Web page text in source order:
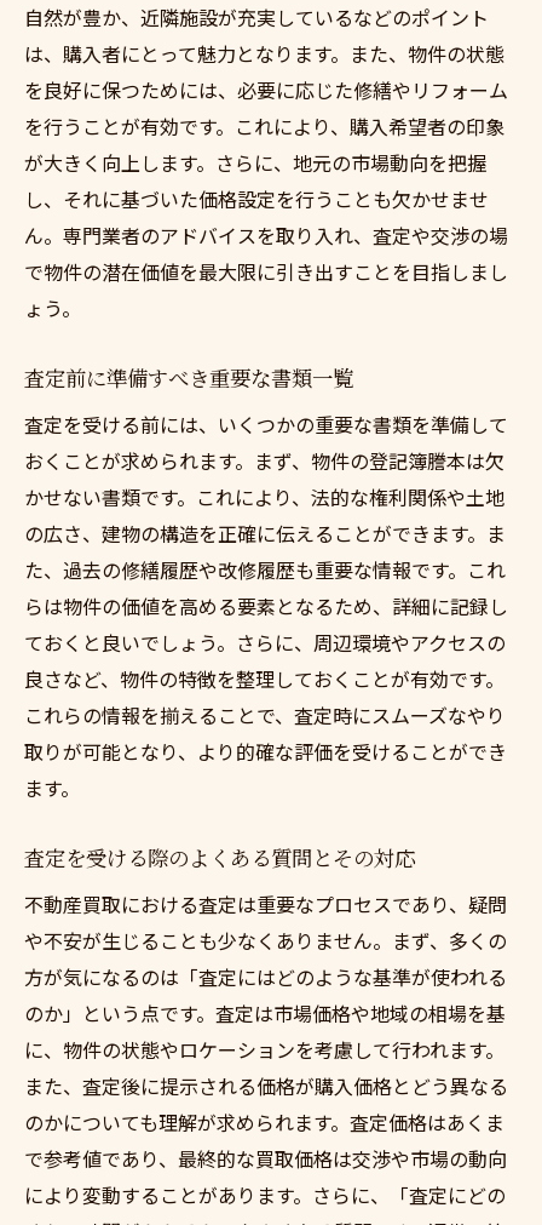
安心の取引を支える法律知識の基礎
地域密着型のサービスを選ぶ重要性
不動産買取におけるリスク管理の手法
成功事例から学ぶ買取のポイント
査定から販売までの流れを徹底解説安心できる
不動産買取
査定開始から買取成立までのフロー
ール管理
買取後の手続きで知っておくべきこと
売却後に必要な納税手続きの詳細
買取後の生活設計を考えたプランニング
神奈川県での不動産買取における信頼と実績の
重要性
信頼を築くための実績作りの方法
過去の取引事例から見える成功の秘訣
顧客からの信頼を得るためのコミュニケー
ション
業界内での信頼を築くためのネットワーキ
ング
不動産買取で注意すべき契約内容の確認ポイン
ト
契約前に必ず確認すべき条項
見落としがちな契約の落とし穴
契約内容の交渉ポイントとその進め方
法的トラブルを避けるための確認事項
契約解除に関する注意点と対策
自然が豊か、近隣施設が充実しているなどのポイント
は、購入者にとって魅力となります。また、物件の状態
を良好に保つためには、必要に応じた修繕やリフォーム
を行うことが有効です。これにより、購入希望者の印象
が大きく向上します。さらに、地元の市場動向を把握
し、それに基づいた価格設定を行うことも欠かせませ
ん。専門業者のアドバイスを取り入れ、査定や交渉の場
で物件の潜在価値を最大限に引き出すことを目指しまし
ょう。
査定前に準備すべき重要な書類一覧
査定を受ける前には、いくつかの重要な書類を準備して
おくことが求められます。まず、物件の登記簿謄本は欠
かせない書類です。これにより、法的な権利関係や土地
の広さ、建物の構造を正確に伝えることができます。ま
た、過去の修繕履歴や改修履歴も重要な情報です。これ
らは物件の価値を高める要素となるため、詳細に記録し
ておくと良いでしょう。さらに、周辺環境やアクセスの
良さなど、物件の特徴を整理しておくことが有効です。
これらの情報を揃えることで、査定時にスムーズなやり
取りが可能となり、より的確な評価を受けることができ
ます。
査定を受ける際のよくある質問とその対応
不動産買取における査定は重要なプロセスであり、疑問
や不安が生じることも少なくありません。まず、多くの
方が気になるのは「査定にはどのような基準が使われる
のか」という点です。査定は市場価格や地域の相場を基
に、物件の状態やロケーションを考慮して行われます。
また、査定後に提示される価格が購入価格とどう異なる
のかについても理解が求められます。査定価格はあくま
で参考値であり、最終的な買取価格は交渉や市場の動向
により変動することがあります。さらに、「査定にどの